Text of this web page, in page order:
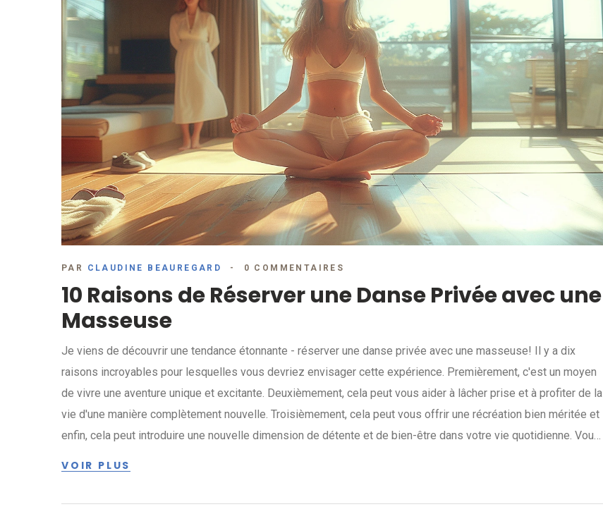
PAR CLAUDINE BEAUREGARD 0 COMMENTAIRES
10 Raisons de Réserver une Danse Privée avec une
Masseuse
Je viens de découvrir une tendance étonnante - réserver une danse privée avec une masseuse! Il y a dix
raisons incroyables pour lesquelles vous devriez envisager cette expérience. Premièrement, c'est un moyen
de vivre une aventure unique et excitante. Deuxièmement, cela peut vous aider à lâcher prise et à profiter de la
vie d'une manière complètement nouvelle. Troisièmement, cela peut vous offrir une récréation bien méritée et
enfin, cela peut introduire une nouvelle dimension de détente et de bien-être dans votre vie quotidienne. Vous
VOIR PLUS